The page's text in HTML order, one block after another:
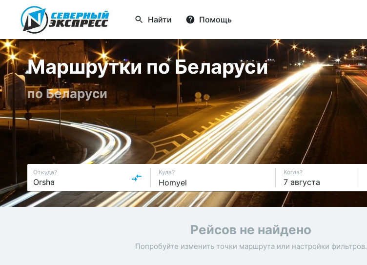
Найти Помощь
Маршрутки по Беларуси
по Беларуси
Откуда? Куда? Когда?
Рейсов не найдено
Попробуйте изменить точки маршрута или настройки фильтров.